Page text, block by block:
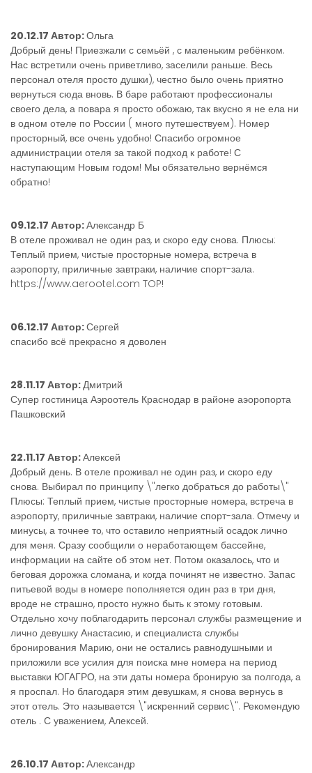
20.12.17 Автор:Ольга
Добрый день! Приезжали с семьёй , с маленьким ребёнком.
Нас встретили очень приветливо, заселили раньше. Весь
персонал отеля просто душки), честно было очень приятно
вернуться сюда вновь. В баре работают профессионалы
своего дела, а повара я просто обожаю, так вкусно я не ела ни
в одном отеле по России ( много путешествуем). Номер
просторный, все очень удобно! Спасибо огромное
администрации отеля за такой подход к работе! С
наступающим Новым годом! Мы обязательно вернёмся
обратно!
09.12.17 Автор:Александр Б
В отеле проживал не один раз, и скоро еду снова. Плюсы:
Теплый прием, чистые просторные номера, встреча в
аэропорту, приличные завтраки, наличие спорт-зала.
https://www.aerootel.com TOP!
06.12.17 Автор:Сергей
спасибо всё прекрасно я доволен
28.11.17 Автор:Дмитрий
Супер гостиница Аэроотель Краснодар в районе аэоропорта
Пашковский
22.11.17 Автор:Алексей
Добрый день. В отеле проживал не один раз, и скоро еду
снова. Выбирал по принципу \"легко добраться до работы\"
Плюсы: Теплый прием, чистые просторные номера, встреча в
аэропорту, приличные завтраки, наличие спорт-зала. Отмечу и
минусы, а точнее то, что оставило неприятный осадок лично
для меня. Сразу сообщили о неработающем бассейне,
информации на сайте об этом нет. Потом оказалось, что и
беговая дорожка сломана, и когда починят не известно. Запас
питьевой воды в номере пополняется один раз в три дня,
вроде не страшно, просто нужно быть к этому готовым.
Отдельно хочу поблагодарить персонал службы размещение и
лично девушку Анастасию, и специалиста службы
бронирования Марию, они не остались равнодушными и
приложили все усилия для поиска мне номера на период
выставки ЮГАГРО, на эти даты номера бронирую за полгода, а
я проспал. Но благодаря этим девушкам, я снова вернусь в
этот отель. Это называется \"искренний сервис\". Рекомендую
отель . С уважением, Алексей.
26.10.17 Автор:Александр